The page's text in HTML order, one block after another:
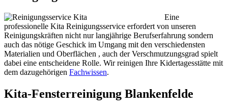
Eine
professionelle Kita Reinigungsservice erfordert von unseren
Reinigungskräften nicht nur langjährige Berufserfahrung sondern
auch das nötige Geschick im Umgang mit den verschiedensten
Materialien und Oberflächen , auch der Verschmutzungsgrad spielt
dabei eine entscheidene Rolle. Wir reinigen Ihre Kidertagesstätte mit
dem dazugehörigen Fachwissen.
Kita-Fensterreinigung Blankenfelde